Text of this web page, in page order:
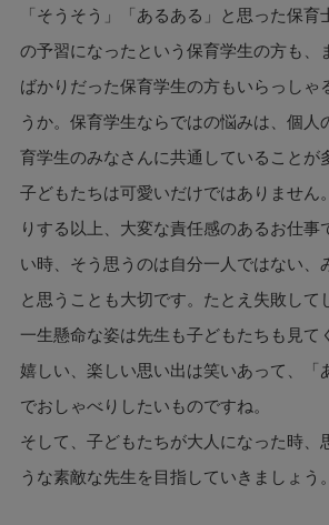
「そうそう」「あるある」と思った保
の予習になったという保育学生の方も、
ばかりだった保育学生の方もいらっしゃ
うか。保育学生ならではの悩みは、個人
育学生のみなさんに共通していることが
子どもたちは可愛いだけではありません
りする以上、大変な責任感のあるお仕事
い時、そう思うのは自分一人ではない、
と思うことも大切です。たとえ失敗して
一生懸命な姿は先生も子どもたちも見て
嬉しい、楽しい思い出は笑いあって、「
でおしゃべりしたいものですね。
そして、子どもたちが大人になった時、
うな素敵な先生を目指していきましょう。